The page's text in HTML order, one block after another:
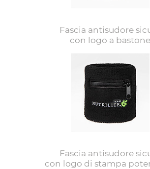
Fascia antisudore
con logo a bastone
Fascia antisudore
con logo di stampa